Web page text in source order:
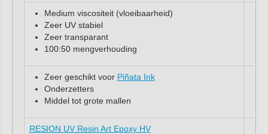
Medium viscositeit (vloeibaarheid)
Zeer UV stabiel
Zeer transparant
100:50 mengverhouding
Zeer geschikt voor Piñata Ink
Onderzetters
Middel tot grote mallen
RESION UV Resin Art Epoxy HV